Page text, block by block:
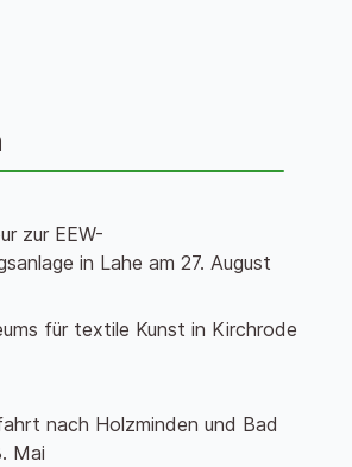
zur EEW-
in Lahe am 27. August
für textile Kunst in Kirchrode
nach Holzminden und Bad
Mai